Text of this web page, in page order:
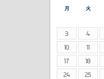
月 火
3
4
10
11
17
18
24
25